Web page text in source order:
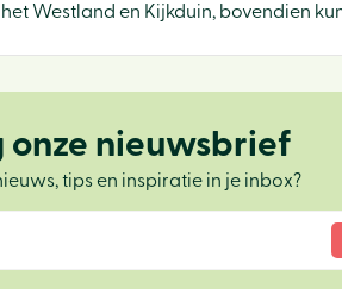
Westland en Kijkduin, bovendien
onze nieuwsbrief
tips en inspiratie in je inbox?